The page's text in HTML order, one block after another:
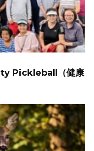
Pickleball（健康